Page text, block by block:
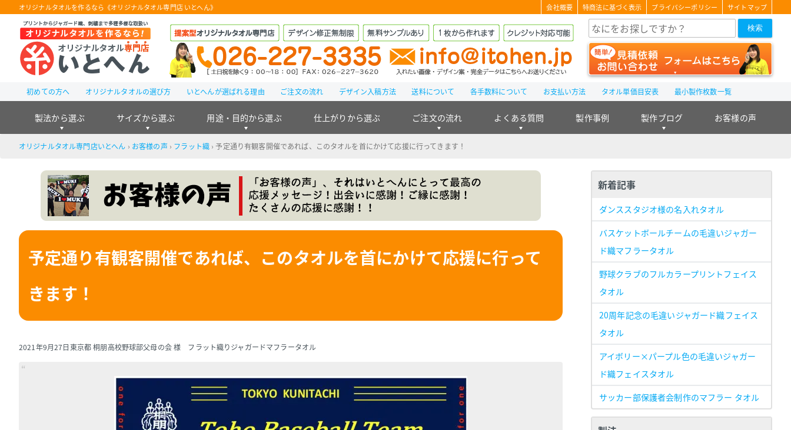
オリジナルタオルを作るなら《オリジナルタオル専門店 いとへん》 会社概要 特商法に基づく表示 プライバシーポリシー サイトマップ
検索
初めての方へ オリジナルタオルの選び方 いとへんが選ばれる理由 ご注文の流れ デザイン入稿方法 送料について 各手数料について お支払い方法 タオル単価目安表 最小製作枚数一覧
製法から選ぶ サイズから選ぶ 用途・目的から選ぶ 仕上がりから選ぶ ご注文の流れ よくある質問 製作事例 製作ブログ お客様の声
オリジナルタオル専門店いとへん › お客様の声 › フラット織 › 予定通り有観客開催であれば、このタオルを首にかけて応援に行ってきます！
予定通り有観客開催であれば、このタオルを首にかけて応援に行って
きます！
2021年9月27日東京都 桐朋高校野球部父母の会 様 フラット織りジャガードマフラータオル
新着記事
ダンススタジオ様の名入れタオル
バスケットボールチームの毛違いジャガー
ド織マフラータオル
野球クラブのフルカラープリントフェイス
タオル
20周年記念の毛違いジャガード織フェイス
タオル
アイボリー×パープル色の毛違いジャガー
ド織フェイスタオル
サッカー部保護者会制作のマフラー タオル